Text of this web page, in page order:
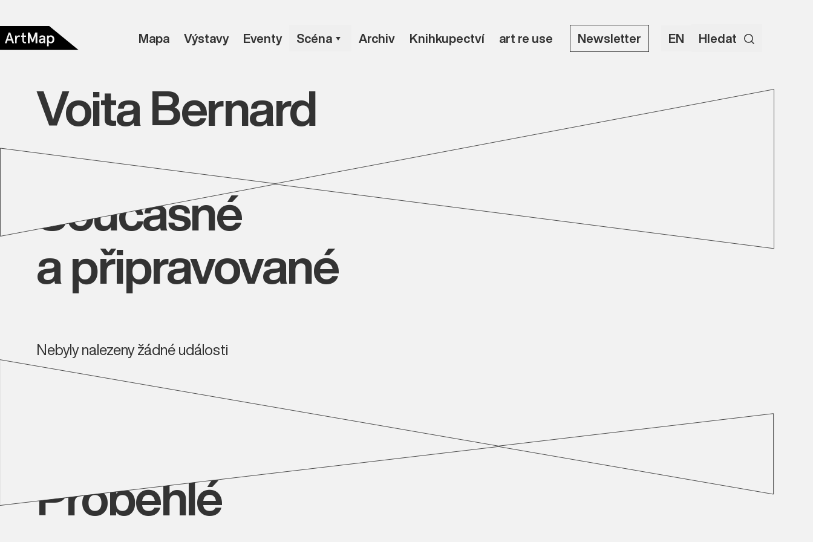
Mapa Výstavy Eventy Scéna Archiv Knihkupectví art re use Newsletter EN Hledat
Voita Bernard
Současné
a připravované
Nebyly nalezeny žádné události
Proběhlé